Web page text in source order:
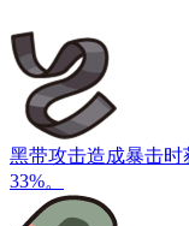
黑带攻击造成暴击时
33%。